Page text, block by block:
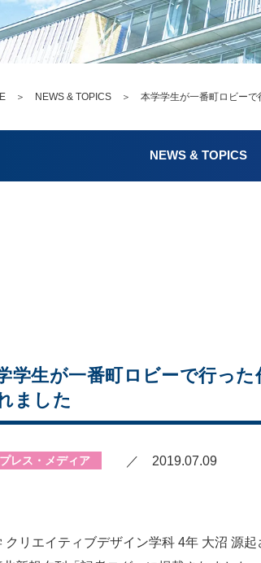
＞ NEWS & TOPICS ＞ 本学学生が一番町ロビーで
NEWS & TOPICS
学生が一番町ロビーで行っ
ました
プレス・メディア ／ 2019.07.09
クリエイティブデザイン学科 4年 大沼 源